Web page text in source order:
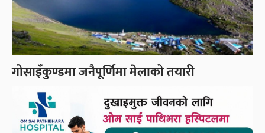
गोसाइँकुण्डमा जनैपूर्णिमा मेलाको तयारी